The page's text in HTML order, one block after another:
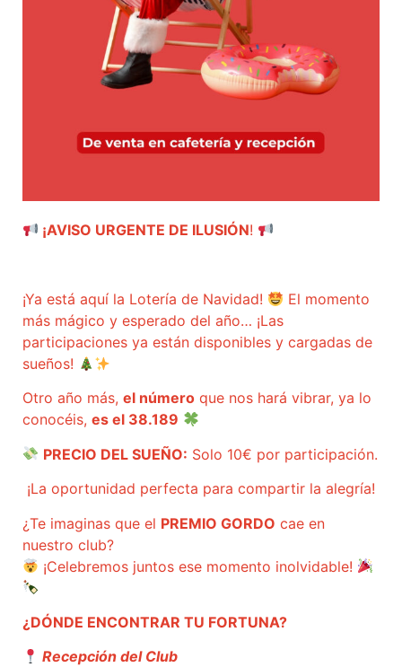
¡AVISO URGENTE DE ILUSIÓN!
¡Ya está aquí la Lotería de Navidad!
El momento
más mágico y esperado del año… ¡Las
participaciones ya están disponibles y cargadas de
sueños!
Otro año más, el número que nos hará vibrar, ya lo
conocéis, es el 38.189
PRECIO DEL SUEÑO: Solo 10€ por participación.
¡La oportunidad perfecta para compartir la alegría!
¿Te imaginas que el PREMIO GORDO cae en
nuestro club?
¡Celebremos juntos ese momento inolvidable!
¿DÓNDE ENCONTRAR TU FORTUNA?
Recepción del Club